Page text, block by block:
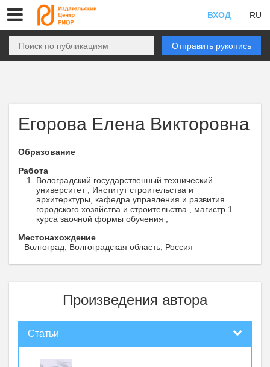
ВХОД RU
Отправить рукопись
Егорова Елена Викторовна
Образование
Работа
Волоградский государственный технический
университет , Институт строительства и
архитерктуры, кафедра управления и развития
городского хозяйства и строительства , магистр 1
курса заочной формы обучения ,
Местонахождение
Волгоград, Волгоградская область, Россия
Произведения автора
Статьи